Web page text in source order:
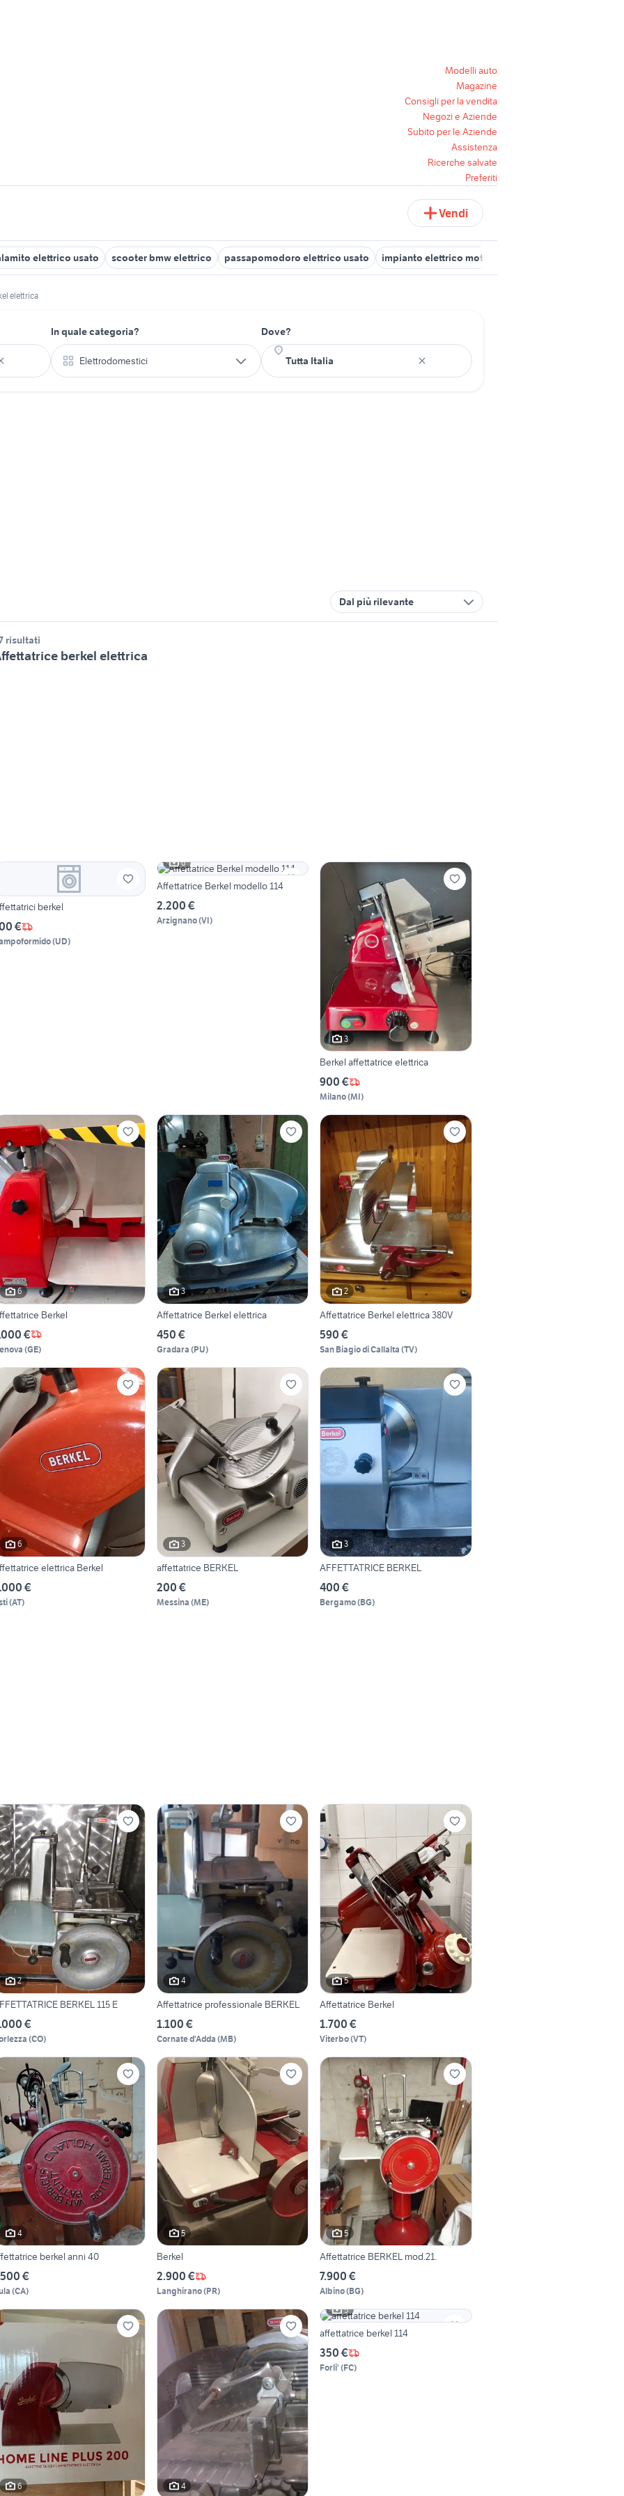
Modelli auto
Magazine
Consigli per la vendita
Negozi e Aziende
Subito per le Aziende
Assistenza
Ricerche salvate
Preferiti
Vendi
elettrico usato scooter bmw elettrico passapomodoro elettrico usato impianto elettrico moto semplificato
elettrica
In quale categoria?
Elettrodomestici
Dove?
Dal più rilevante
risultati
berkel elettrica
berkel
€
(UD)
6
Affettatrice Berkel modello 114
2.200 €
Arzignano(VI)
3
Berkel affettatrice elettrica
900 €
Milano(MI)
6
Berkel
€
(GE)
3
Affettatrice Berkel elettrica
450 €
Gradara (PU)
2
Affettatrice Berkel elettrica 380V
590 €
San Biagio di Callalta (TV)
6
elettrica Berkel
€
(AT)
3
affettatrice BERKEL
200 €
Messina (ME)
3
AFFETTATRICE BERKEL
400 €
Bergamo(BG)
2
BERKEL 115 E
€
(CO)
4
Affettatrice professionale BERKEL
1.100 €
Cornate d'Adda (MB)
5
Affettatrice Berkel
1.700 €
Viterbo(VT)
4
berkel anni 40
€
(CA)
5
Berkel
2.900 €
Langhirano(PR)
5
Affettatrice BERKEL mod.21.
7.900 €
Albino(BG)
6 4
5
affettatrice berkel 114
350 €
Forli' (FC)